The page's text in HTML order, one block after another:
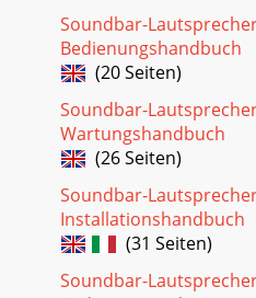
Soundbar-
Bedienungshandbuch
(20 Seiten)
Soundbar-
Wartungshandbuch
(26 Seiten)
Soundbar-
Installationshandbuch
(31 Seiten)
Soundbar-